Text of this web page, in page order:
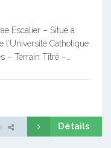
Escalier – Situé à
l’Université Catholique
– Terrain Titré –…
Détails